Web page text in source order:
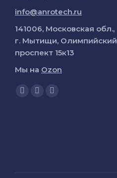
info@anrotech.ru
141006, Московская обл.,
г. Мытищи, Олимпийский
проспект 15к13
Мы на Ozon
Ищите нас:
Страница
Страница
Страница